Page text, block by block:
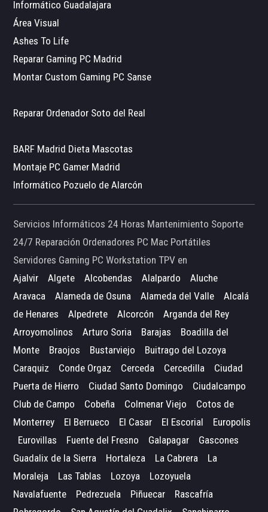
Informático Guadalajara
Área Visual
Ashes To Life
Reparar Gaming PC Madrid
Montar Custom Gaming PC Sanse
Reparar Ordenador Soto del Real
BARF Madrid Dieta Mascotas
Montaje PC Gamer Madrid
Informático Pozuelo de Alarcón
Servicios Informáticos 24 Horas Mantenimiento Soporte
24/7 Reparación Ordenadores PC Mac Portátiles
Servidores Gaming PC Workstation TPV en
Ajalvir
Algete Alcobendas Alalpardo
Aluche
Aravaca
Alameda de Osuna Alameda del Valle
Alcalá
de Henares
Alpedrete Alcorcón
Arganda del Rey
Arroyomolinos
Arturo Soria Barajas
Boadilla del
Monte
Braojos Bustarviejo
Buitrago del Lozoya
Caraquiz
Conde Orgaz Cerceda Cercedilla
Ciudad
Puerta de Hierro
Ciudad Santo Domingo
Ciudalcampo
Club de Campo
Cobeña Colmenar Viejo
Cotos de
Monterrey
El Berrueco El Casar El Escorial
Europolis
Eurovillas
Fuente del Fresno Galapagar
Gascones
Guadalix de la Sierra
Hortaleza La Cabrera
La
Moraleja
Las Tablas Lozoya
Lozoyuela
Navalafuente
Pedrezuela Piñuecar
Rascafría